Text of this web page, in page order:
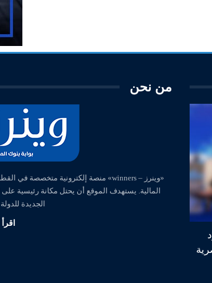
من نحن
المالية. يستهدف الموقع أن يحتل مكانة رئيسية
الجديدة